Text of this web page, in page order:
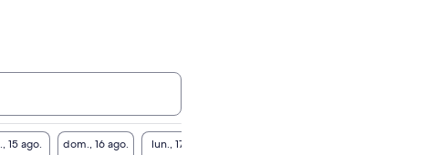
15 ago. dom., 16 ago. lun., 17 ago.